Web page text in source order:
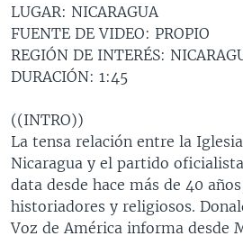
ECUADOR
VENEZUELA
BRASIL
HONDURAS
NICARAGUA
MUNDO
ECONOMÍA
ENTRETENIMIENTO Y CULTURA
TECNOLOGÍA
DEPORTES
CIENCIA Y SALUD
UCRANIA
MULTIMEDIA
VIDEOS
FOTOGRAFÍA
AUDIOS
PROGRAMAS TV
EL MUNDO AL DÍA
FORO INTERAMERICANO
VISIÓN 360
LAS CLAVES
RADIO
AVANCE INFORMATIVO
AUDIONOTICIAS
BUENOS DÍAS AMÉRICA
DIRECT
DOCUMENTALES DE LA VOA
Learning English
LUGAR: NICARAGUA
FUENTE DE VIDEO: PROPIO
REGIÓN DE INTERÉS:
DURACIÓN: 1:45
((INTRO))
La tensa relación entre la
Nicaragua y el partido
data desde hace más de 40
historiadores y religiosos.
Voz de América informa desde